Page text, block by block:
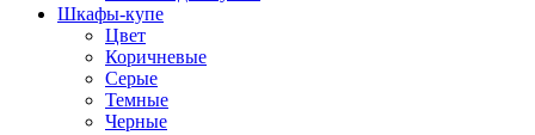
Шкафы-купе
Цвет
Коричневые
Серые
Темные
Черные